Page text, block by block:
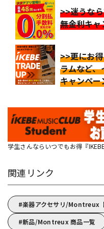
>>迷うな
無金利キャ
>>更にお
ラムなど
キャンペ
学生さんならいつでもお得『
関連リンク
楽器アクセサリ/Montreux
新品/Montreux 商品一覧